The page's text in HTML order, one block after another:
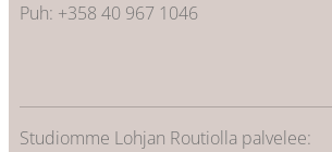
Puh: +358 40 967 1046
Studiomme Lohjan Routiolla palvelee: